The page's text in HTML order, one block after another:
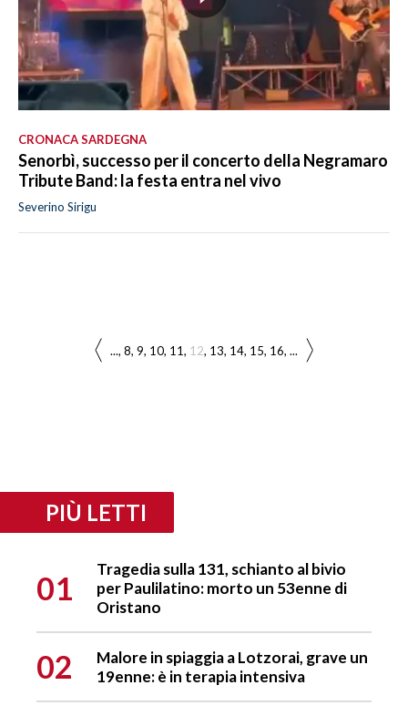
CRONACA SARDEGNA
Senorbì, successo per il concerto della Negramaro
Tribute Band: la festa entra nel vivo
Severino Sirigu
... 8 9 10 11 12 13 14 15 16 ...
PIÙ LETTI
01
Tragedia sulla 131, schianto al bivio
per Paulilatino: morto un 53enne di
Oristano
02
Malore in spiaggia a Lotzorai, grave un
19enne: è in terapia intensiva